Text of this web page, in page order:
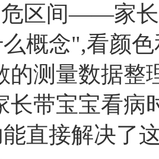
区间——家长
概念",看颜
的测量数据整
带宝宝看病
直接解决了